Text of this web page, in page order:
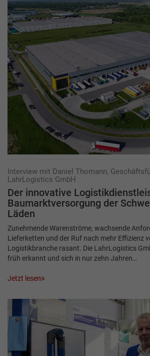
Interview mit Daniel Thomann,
LahrLogistics GmbH
Der innovative
Baumarktversorgung der
Läden
Zunehmende Warenströme, wachsende
Lieferketten und der Ruf nach mehr Effizienz
Logistikbranche rasant. Die LahrLogistics
früh erkannt und sich in nur zehn Jahren…
Jetzt lesen